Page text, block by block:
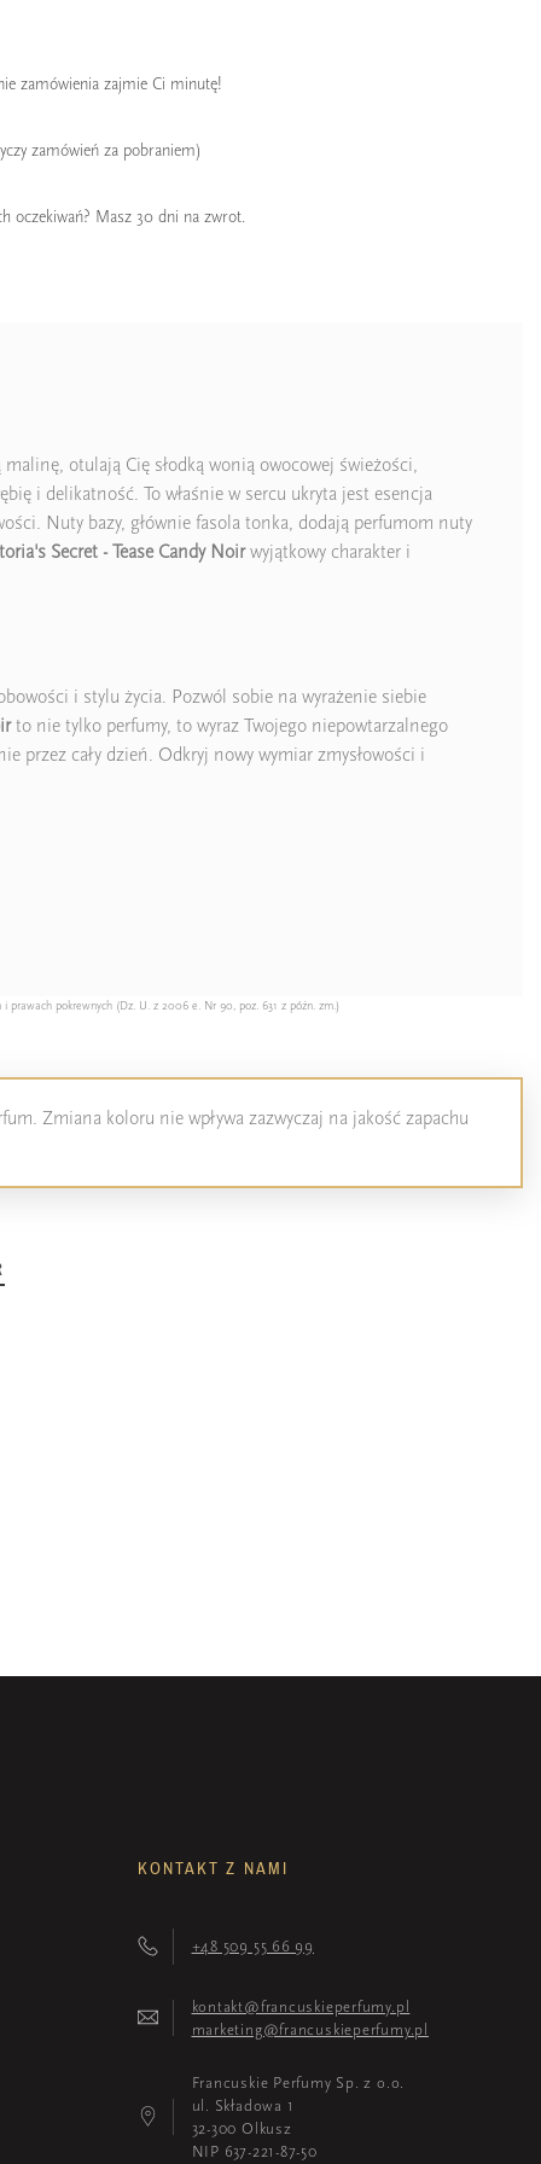
zamówienia zajmie Ci minutę!
zamówień za pobraniem)
oczekiwań? Masz 30 dni na zwrot.
otulają Cię słodką wonią owocowej świeżości,
i delikatność. To właśnie w sercu ukryta jest esencja
Nuty bazy, głównie fasola tonka, dodają perfumom nuty
Secret - Tease Candy Noirwyjątkowy charakter i
i stylu życia. Pozwól sobie na wyrażenie siebie
to nie tylko perfumy, to wyraz Twojego niepowtarzalnego
przez cały dzień. Odkryj nowy wymiar zmysłowości i
prawach pokrewnych (Dz. U. z 2006 e. Nr 90, poz. 631 z późn. zm.)
Zmiana koloru nie wpływa zazwyczaj na jakość zapachu
KONTAKT Z NAMI
+48 509 55 66 99
kontakt@francuskieperfumy.pl
marketing@francuskieperfumy.pl
Francuskie Perfumy Sp. z o.o.
ul. Składowa 1
32-300 Olkusz
NIP 637-221-87-50